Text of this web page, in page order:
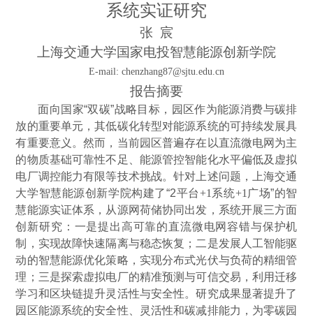
系统实证研究
张 宸
上海交通大学国家电投智慧能源创新学院
E-mail: chenzhang87@sjtu.edu.cn
报告摘要
面向国家“双碳”战略目标，园区作为能源消费与碳排
放的重要单元，其低碳化转型对能源系统的可持续发展具
有重要意义。然而，当前园区普遍存在以直流微电网为主
的物质基础可靠性不足、能源管控智能化水平偏低及虚拟
电厂调控能力有限等技术挑战。针对上述问题，上海交通
大学智慧能源创新学院构建了“2平台+1 系统+1 广场”的智
慧能源实证体系，从源网荷储协同出发，系统开展三方面
创新研究：一是提出高可靠的直流微电网容错与保护机
制，实现故障快速隔离与稳态恢复；二是发展人工智能驱
动的智慧能源优化策略，实现分布式光伏与负荷的精细管
理；三是探索虚拟电厂的精准预测与可信交易，利用迁移
学习和区块链提升灵活性与安全性。研究成果显著提升了
园区能源系统的安全性、灵活性和碳减排能力，为零碳园